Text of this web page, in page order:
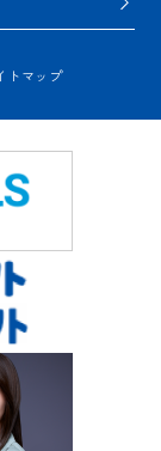
トマップ